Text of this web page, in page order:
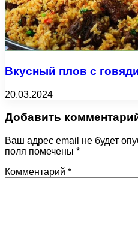
Вкусный плов с
20.03.2024
Добавить
Ваш адрес email не будет
поля помечены *
Комментарий *